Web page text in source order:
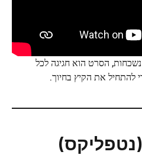
הסרט הוא חגיגה לכל
להתחיל את הקיץ בחיוך.